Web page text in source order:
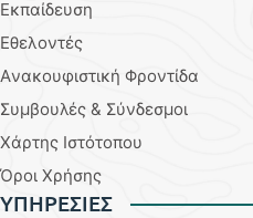
Εκπαίδευση
Εθελοντές
Aνακουφιστική Φροντίδα
Συμβουλές & Σύνδεσμοι
Χάρτης Ιστότοπου
Όροι Χρήσης
YΠΗΡΕΣΙΕΣ